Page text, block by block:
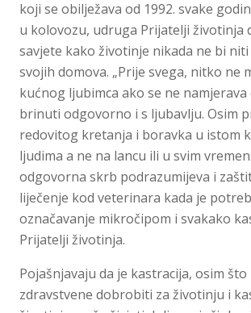
koji se obilježava od 1992. svake
u kolovozu, udruga Prijatelji životinja
savjete kako životinje nikada ne bi
svojih domova. „Prije svega, nitko ne
kućnog ljubimca ako se ne namjerava
brinuti odgovorno i s ljubavlju. Osim
redovitog kretanja i boravka u istom
ljudima a ne na lancu ili u svim
odgovorna skrb podrazumijeva i
liječenje kod veterinara kada je
označavanje mikročipom i svakako
Prijatelji životinja.
Pojašnjavaju da je kastracija, osim što
zdravstvene dobrobiti za životinju i